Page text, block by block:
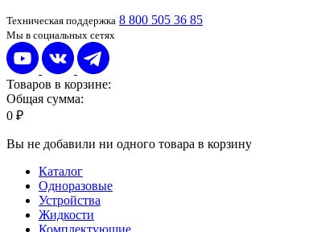
Техническая поддержка 8 800 505 36 85
Мы в социальных сетях
Товаров в корзине:
Общая сумма:
0 ₽
Вы не добавили ни одного товара в корзину
Каталог
Одноразовые
Устройства
Жидкости
Комплектующие